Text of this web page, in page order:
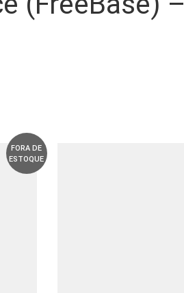
FORA DE
ESTOQUE